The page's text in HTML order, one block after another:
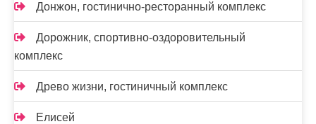
Донжон, гостинично-ресторанный комплекс
Дорожник, спортивно-оздоровительный
комплекс
Древо жизни, гостиничный комплекс
Елисей